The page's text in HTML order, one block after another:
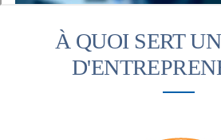
À QUOI SERT